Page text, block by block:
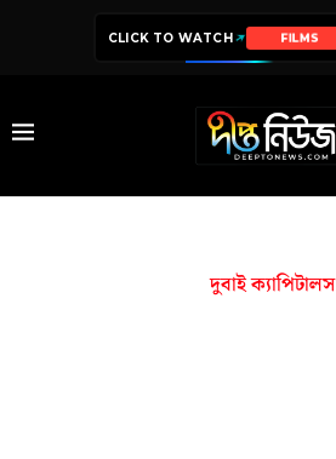
CLICK TO WATCH FILMS
দুবাই ক্যাপিটালস